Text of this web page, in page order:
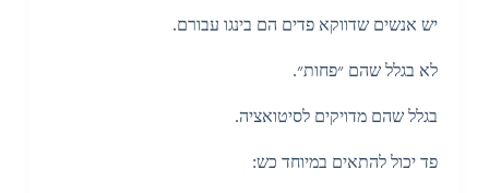
יש אנשים שדווקא פדים הם בינגו עבורם.
לא בגלל שהם ״פחות״.
בגלל שהם מדויקים לסיטואציה.
פד יכול להתאים במיוחד כש: